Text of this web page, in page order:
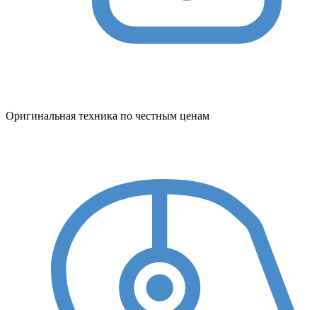
Оригинальная техника по честным ценам